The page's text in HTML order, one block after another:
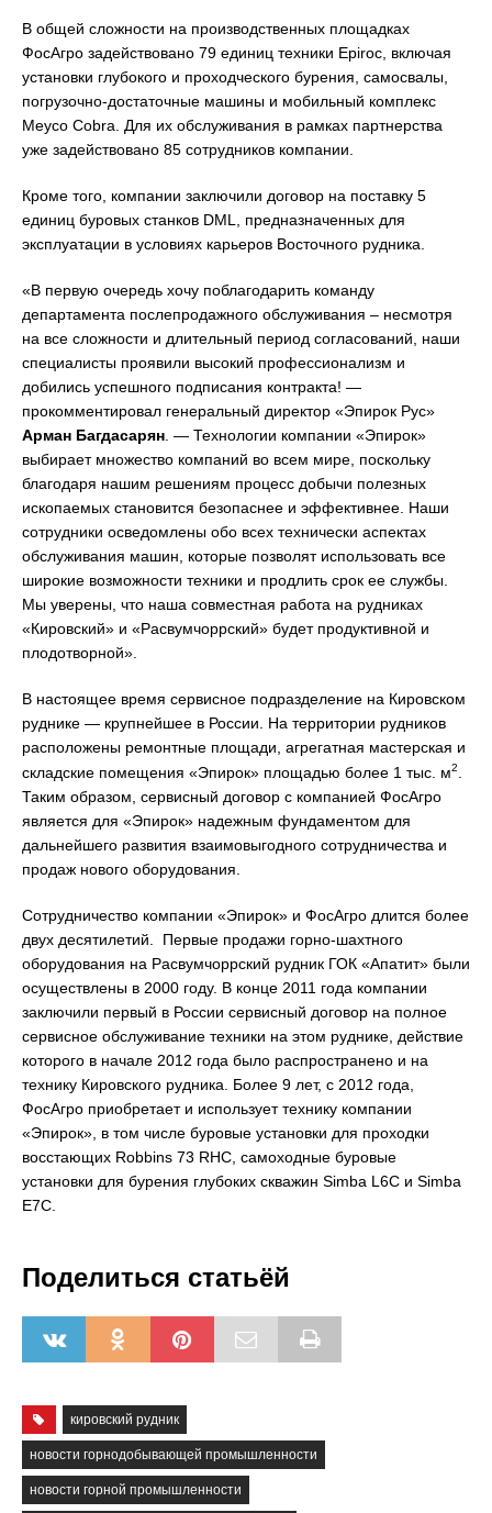
В общей сложности на производственных площадках
ФосАгро задействовано 79 единиц техники Epiroc, включая
установки глубокого и проходческого бурения, самосвалы,
погрузочно-достаточные машины и мобильный комплекс
Meyco Cobra. Для их обслуживания в рамках партнерства
уже задействовано 85 сотрудников компании.
Кроме того, компании заключили договор на поставку 5
единиц буровых станков DML, предназначенных для
эксплуатации в условиях карьеров Восточного рудника.
«В первую очередь хочу поблагодарить команду
департамента послепродажного обслуживания – несмотря
на все сложности и длительный период согласований, наши
специалисты проявили высокий профессионализм и
добились успешного подписания контракта! —
прокомментировал генеральный директор «Эпирок Рус»
Арман Багдасарян . — Технологии компании «Эпирок»
выбирает множество компаний во всем мире, поскольку
благодаря нашим решениям процесс добычи полезных
ископаемых становится безопаснее и эффективнее. Наши
сотрудники осведомлены обо всех технически аспектах
обслуживания машин, которые позволят использовать все
широкие возможности техники и продлить срок ее службы.
Мы уверены, что наша совместная работа на рудниках
«Кировский» и «Расвумчоррский» будет продуктивной и
плодотворной».
В настоящее время сервисное подразделение на Кировском
руднике — крупнейшее в России. На территории рудников
расположены ремонтные площади, агрегатная мастерская и
складские помещения «Эпирок» площадью более 1 тыс. м2
Таким образом, сервисный договор с компанией ФосАгро
является для «Эпирок» надежным фундаментом для
дальнейшего развития взаимовыгодного сотрудничества и
продаж нового оборудования.
Сотрудничество компании «Эпирок» и ФосАгро длится более
двух десятилетий. Первые продажи горно-шахтного
оборудования на Расвумчоррский рудник ГОК «Апатит» были
осуществлены в 2000 году. В конце 2011 года компании
заключили первый в России сервисный договор на полное
сервисное обслуживание техники на этом руднике, действие
которого в начале 2012 года было распространено и на
технику Кировского рудника. Более 9 лет, с 2012 года,
ФосАгро приобретает и использует технику компании
«Эпирок», в том числе буровые установки для проходки
восстающих Robbins 73 RHC, самоходные буровые
установки для бурения глубоких скважин Simba L6C и Simba
E7C.
Поделиться статьёй
кировский рудник
новости горнодобывающей промышленности
новости горной промышленности